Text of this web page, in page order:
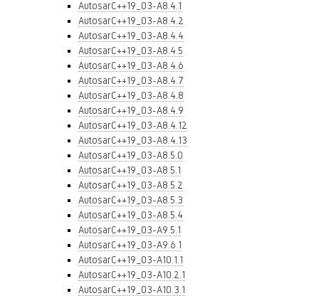
AutosarC++19_03-A8.4.1
AutosarC++19_03-A8.4.2
AutosarC++19_03-A8.4.4
AutosarC++19_03-A8.4.5
AutosarC++19_03-A8.4.6
AutosarC++19_03-A8.4.7
AutosarC++19_03-A8.4.8
AutosarC++19_03-A8.4.9
AutosarC++19_03-A8.4.12
AutosarC++19_03-A8.4.13
AutosarC++19_03-A8.5.0
AutosarC++19_03-A8.5.1
AutosarC++19_03-A8.5.2
AutosarC++19_03-A8.5.3
AutosarC++19_03-A8.5.4
AutosarC++19_03-A9.5.1
AutosarC++19_03-A9.6.1
AutosarC++19_03-A10.1.1
AutosarC++19_03-A10.2.1
AutosarC++19_03-A10.3.1